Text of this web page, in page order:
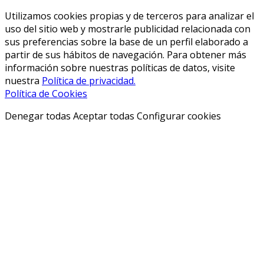
Utilizamos cookies propias y de terceros para analizar el
uso del sitio web y mostrarle publicidad relacionada con
sus preferencias sobre la base de un perfil elaborado a
partir de sus hábitos de navegación. Para obtener más
información sobre nuestras políticas de datos, visite
nuestra Política de privacidad.
Política de Cookies
Denegar todas Aceptar todas Configurar cookies